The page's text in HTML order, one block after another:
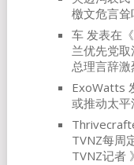
檄文危言
车发表在《
兰优先党
总理言辞激
ExoWatts
或推动太
TVNZ每周
TVNZ记者 》